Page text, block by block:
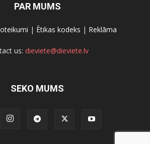
PAR MUMS
| Ētikas kodeks | Reklāma
us: dieviete@dieviete.lv
SEKO MUMS